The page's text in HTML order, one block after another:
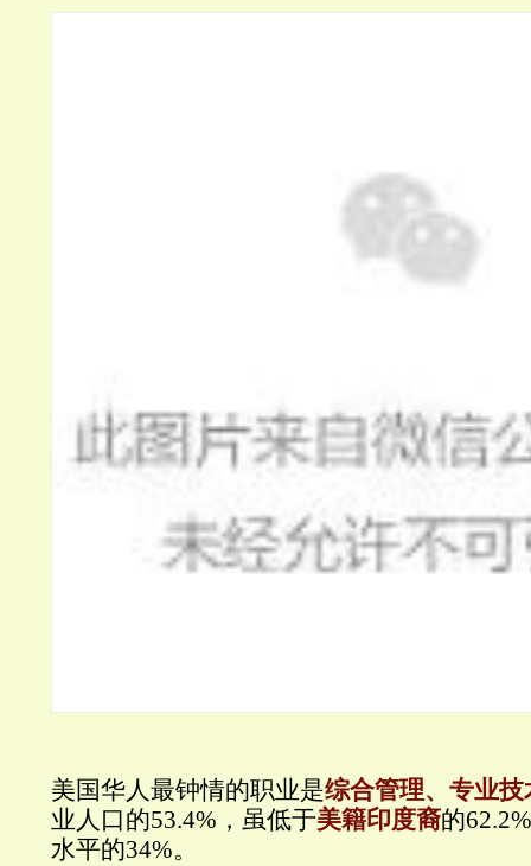
美国华人最钟情的职业是综合管理、专业
业人口的53.4%，虽低于美籍印度裔的
水平的34%。